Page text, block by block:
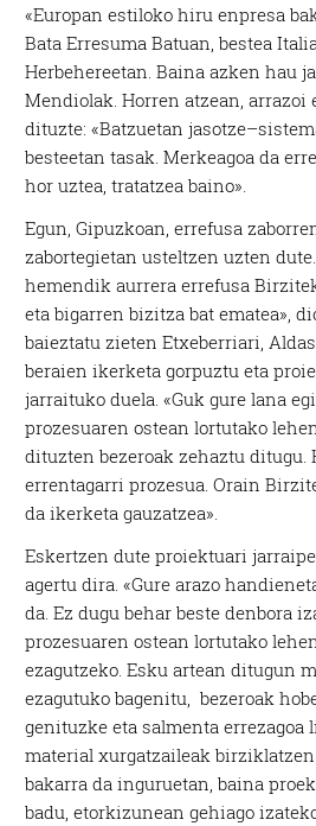
«Europan estiloko hiru enpresa
Bata Erresuma Batuan, bestea
Herbehereetan. Baina azken hau
Mendiolak. Horren atzean,
dituzte: «Batzuetan
besteetan tasak. Merkeagoa da
hor uztea, tratatzea baino».
Egun, Gipuzkoan, errefusa
zabortegietan usteltzen uzten
hemendik aurrera errefusa
eta bigarren bizitza bat ematea»,
baieztatu zieten Etxeberriari,
beraien ikerketa gorpuztu eta
jarraituko duela. «Guk gure lana
prozesuaren ostean lortutako
dituzten bezeroak zehaztu ditugu.
errentagarri prozesua. Orain
da ikerketa gauzatzea».
Eskertzen dute proiektuari
agertu dira. «Gure arazo
da. Ez dugu behar beste denbora
prozesuaren ostean lortutako
ezagutzeko. Esku artean ditugun
ezagutuko bagenitu, bezeroak
genituzke eta salmenta errezagoa
material xurgatzaileak
bakarra da inguruetan, baina
badu, etorkizunean gehiago